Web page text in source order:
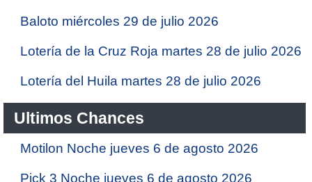
Baloto miércoles 29 de julio 2026
Lotería de la Cruz Roja martes 28 de julio 2026
Lotería del Huila martes 28 de julio 2026
Ultimos Chances
Motilon Noche jueves 6 de agosto 2026
Pick 3 Noche jueves 6 de agosto 2026